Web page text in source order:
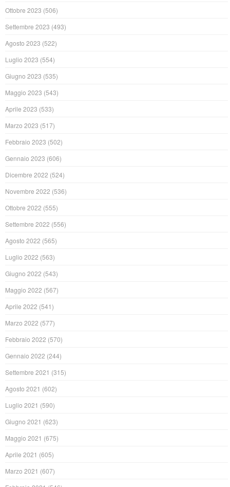
Ottobre 2023 (506)
Settembre 2023 (493)
Agosto 2023 (522)
Luglio 2023 (554)
Giugno 2023 (535)
Maggio 2023 (543)
Aprile 2023 (533)
Marzo 2023 (517)
Febbraio 2023 (502)
Gennaio 2023 (606)
Dicembre 2022 (524)
Novembre 2022 (536)
Ottobre 2022 (555)
Settembre 2022 (556)
Agosto 2022 (565)
Luglio 2022 (563)
Giugno 2022 (543)
Maggio 2022 (567)
Aprile 2022 (541)
Marzo 2022 (577)
Febbraio 2022 (570)
Gennaio 2022 (244)
Settembre 2021 (315)
Agosto 2021 (602)
Luglio 2021 (590)
Giugno 2021 (623)
Maggio 2021 (675)
Aprile 2021 (605)
Marzo 2021 (607)